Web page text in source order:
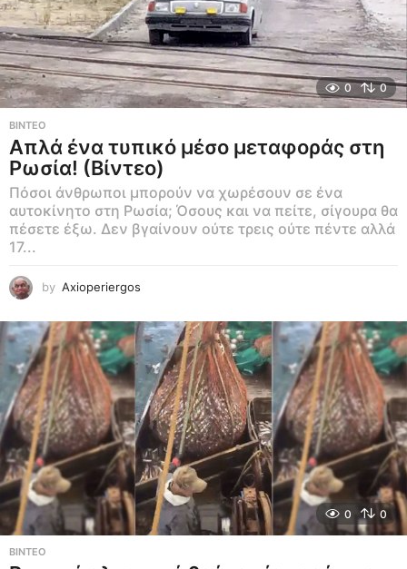
0 0
ΒΊΝΤΕΟ
Απλά ένα τυπικό μέσο μεταφοράς στη
Ρωσία! (Βίντεο)
Πόσοι άνθρωποι μπορούν να χωρέσουν σε ένα
αυτοκίνητο στη Ρωσία; Όσους και να πείτε, σίγουρα θα
πέσετε έξω. Δεν βγαίνουν ούτε τρεις ούτε πέντε αλλά
17...
by Axioperiergos
0 0
ΒΊΝΤΕΟ